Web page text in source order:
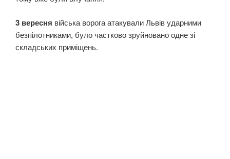
3 вересня війська ворога атакували Львів ударними
безпілотниками, було частково зруйновано одне зі
складських приміщень.